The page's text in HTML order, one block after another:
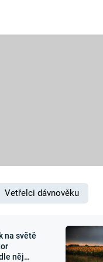
Zajímavosti
Vetřelci dávnověku
na světě
něj